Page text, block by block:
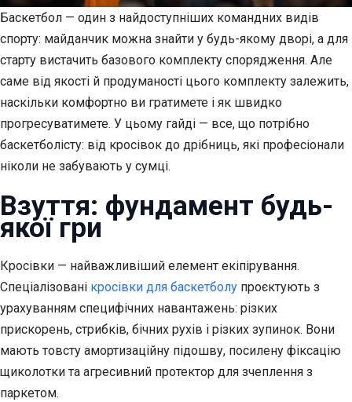
Баскетбол — один з найдоступніших командних видів
спорту: майданчик можна знайти у будь-якому дворі, а для
старту вистачить базового комплекту спорядження. Але
саме від якості й продуманості цього комплекту залежить,
наскільки комфортно ви гратимете і як швидко
прогресуватимете. У цьому гайді — все, що потрібно
баскетболісту: від кросівок до дрібниць, які професіонали
ніколи не забувають у сумці.
Взуття: фундамент будь-
якої гри
Кросівки — найважливіший елемент екіпірування.
Спеціалізовані кросівки для баскетболу проєктують з
урахуванням специфічних навантажень: різких
прискорень, стрибків, бічних рухів і різких зупинок. Вони
мають товсту амортизаційну підошву, посилену фіксацію
щиколотки та агресивний протектор для зчеплення з
паркетом.